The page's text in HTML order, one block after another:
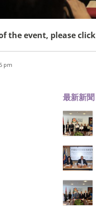
the event, please click
pm
最新新聞